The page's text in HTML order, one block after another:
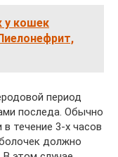
у кошек
период
последа. Обычно
течение 3-х часов
должно